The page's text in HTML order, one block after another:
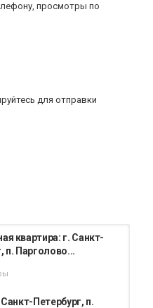
просмотры по
для отправки
квартира: г. Санкт-
п. Парголово...
Петербург, п.